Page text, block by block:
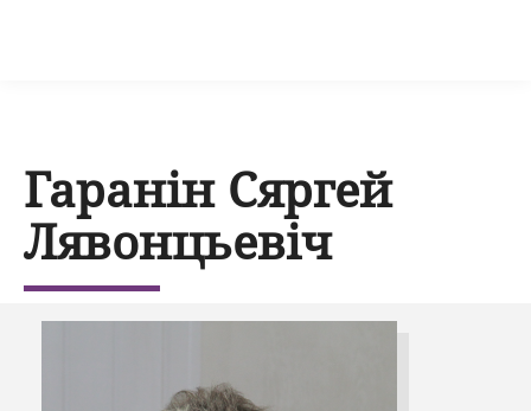
Гаранін Сяргей
Лявонцьевіч